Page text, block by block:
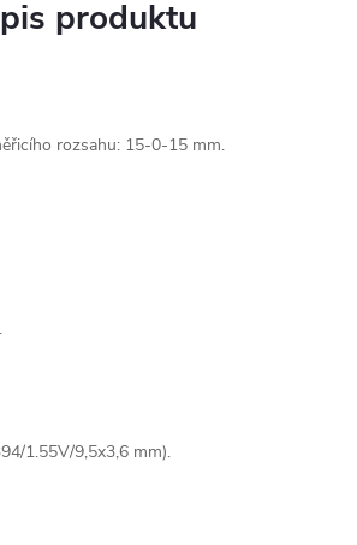
produktu
rozsahu: 15-0-15 mm.
1.55V/9,5x3,6 mm).